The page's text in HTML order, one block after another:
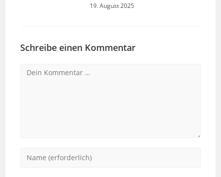
19. August 2025
Schreibe einen Kommentar
Kommentar
Gib